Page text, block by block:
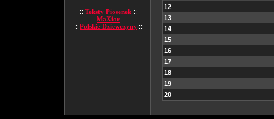
:: Teksty Piosenek ::
:: MaXior ::
:: Polskie Dziewczyny ::
12
13
14
15
16
17
18
19
20